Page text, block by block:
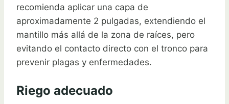
recomienda aplicar una capa de
aproximadamente 2 pulgadas, extendiendo el
mantillo más allá de la zona de raíces, pero
evitando el contacto directo con el tronco para
prevenir plagas y enfermedades.
Riego adecuado